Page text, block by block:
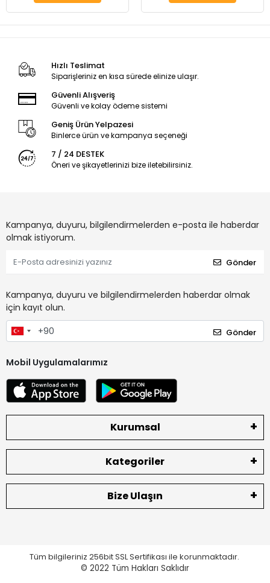
Hızlı Teslimat
Siparişleriniz en kısa sürede elinize ulaşır.
Güvenli Alışveriş
Güvenli ve kolay ödeme sistemi
Geniş Ürün Yelpazesi
Binlerce ürün ve kampanya seçeneği
7 / 24 DESTEK
Öneri ve şikayetlerinizi bize iletebilirsiniz.
Kampanya, duyuru, bilgilendirmelerden e-posta ile haberdar
olmak istiyorum.
Gönder
Kampanya, duyuru ve bilgilendirmelerden haberdar olmak
için kayıt olun.
Gönder
Mobil Uygulamalarımız
Kurumsal
Kategoriler
Bize Ulaşın
Tüm bilgileriniz 256bit SSL Sertifikası ile korunmaktadır.
© 2022 Tüm Hakları Saklıdır